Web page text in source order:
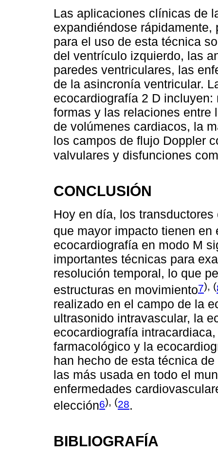
Las aplicaciones clínicas de
expandiéndose
para el uso de esta técnica
del ventrículo izquierdo, las
paredes ventriculares, las
de la asincronía ventricular.
ecocardiografía 2 D
formas y las relaciones entre
de volúmenes cardiacos, la
los campos de flujo Doppler
valvulares y disfunciones
CONCLUSIÓN
Hoy en día, los
que mayor impacto tienen
ecocardiografía en modo M
importantes técnicas para
resolución temporal, lo que
estructuras en movimiento7), (
realizado en el campo de la
ultrasonido intravascular, la
ecocardiografía
farmacológico y la
han hecho de esta técnica
las más usada en todo el
enfermedades
elección6), (28.
BIBLIOGRAFÍA